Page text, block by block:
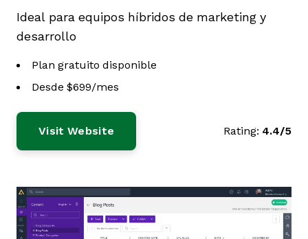
Ideal para equipos híbridos de marketing y
desarrollo
Plan gratuito disponible
Desde $699/mes
Visit Website Rating: 4.4/5